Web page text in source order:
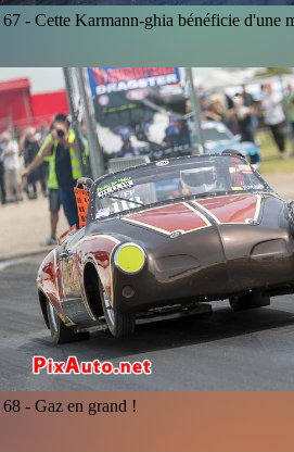
67 -Cette Karmann-ghia bénéficie d'une
68 -Gaz en grand !